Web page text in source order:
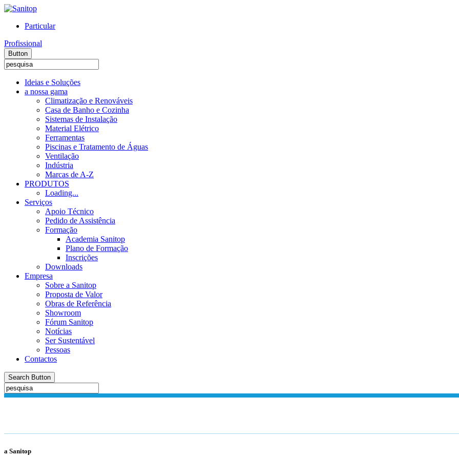
Particular
Profissional
Button
Ideias e Soluções
a nossa gama
Climatização e Renováveis
Casa de Banho e Cozinha
Sistemas de Instalação
Material Elétrico
Ferramentas
Piscinas e Tratamento de Águas
Ventilação
Indústria
Marcas de A-Z
PRODUTOS
Loading...
Serviços
Apoio Técnico
Pedido de Assistência
Formação
Academia Sanitop
Plano de Formação
Inscrições
Downloads
Empresa
Sobre a Sanitop
Proposta de Valor
Obras de Referência
Showroom
Fórum Sanitop
Notícias
Ser Sustentável
Pessoas
Contactos
Search Button
a Sanitop